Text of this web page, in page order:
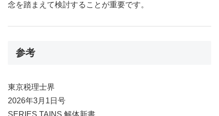
念を踏まえて検討することが重要です。
参考
東京税理士界
2026年3月1日号